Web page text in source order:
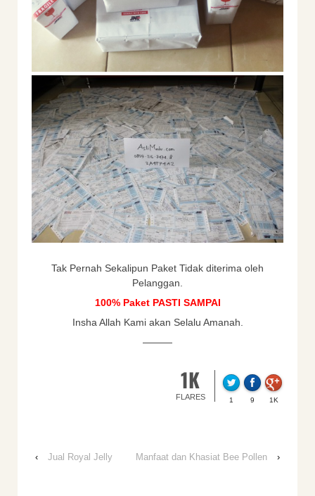
Tak Pernah Sekalipun Paket Tidak diterima oleh
Pelanggan.
100% Paket PASTI SAMPAI
Insha Allah Kami akan Selalu Amanah.
———
1K
FLARES 1 9 1K
‹ Jual Royal Jelly Manfaat dan Khasiat Bee Pollen ›